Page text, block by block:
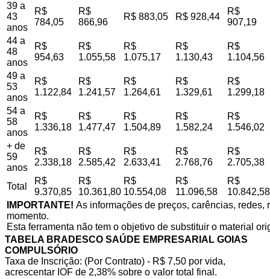
39 a
43
anos
R$
784,05
R$
866,96
R$ 883,05 R$ 928,44
R$
907,19
44 a
48
anos
R$
954,63
R$
1.055,58
R$
1.075,17
R$
1.130,43
R$
1.104,56
49 a
53
anos
R$
1.122,84
R$
1.241,57
R$
1.264,61
R$
1.329,61
R$
1.299,18
54 a
58
anos
R$
1.336,18
R$
1.477,47
R$
1.504,89
R$
1.582,24
R$
1.546,02
+ de
59
anos
R$
2.338,18
R$
2.585,42
R$
2.633,41
R$
2.768,76
R$
2.705,38
Total
R$
9.370,85
R$
10.361,80
R$
10.554,08
R$
11.096,58
R$
10.842,58
IMPORTANTE! As informações de preços, carências,
momento.
Esta ferramenta não tem o objetivo de substituir o material
TABELA BRADESCO SAÚDE EMPRESARIAL GOIAS
COMPULSÓRIO
Taxa de Inscrição: (Por Contrato) - R$ 7,50 por vida,
acrescentar IOF de 2,38% sobre o valor total final.